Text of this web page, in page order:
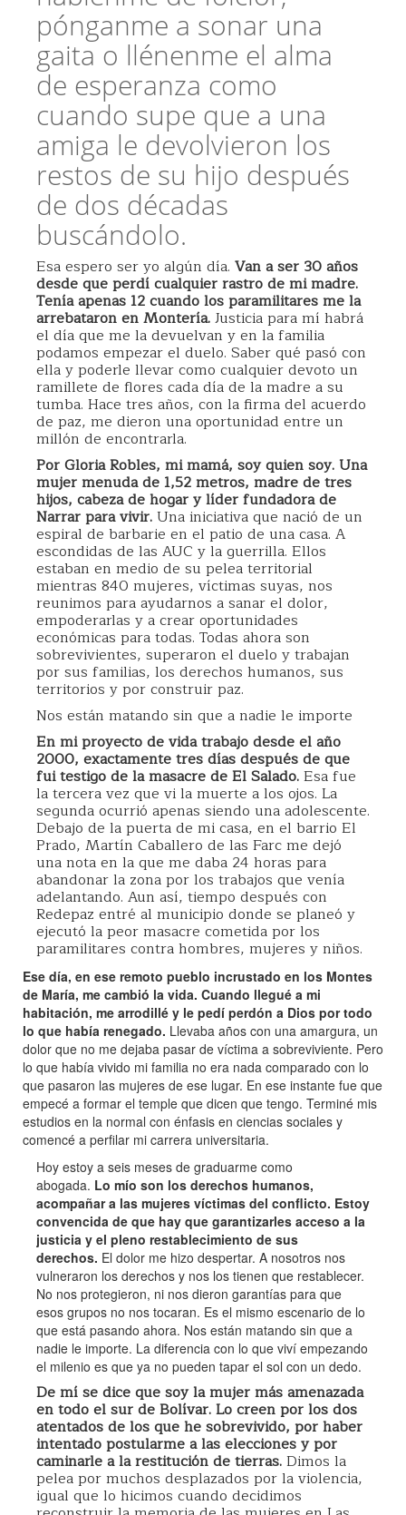
pónganme a sonar una
gaita o llénenme el alma
de esperanza como
cuando supe que a una
amiga le devolvieron los
restos de su hijo después
de dos décadas
buscándolo.
Esa espero ser yo algún día. Van a ser 30 años
desde que perdí cualquier rastro de mi madre.
Tenía apenas 12 cuando los paramilitares me la
arrebataron en Montería.Justicia para mí habrá
el día que me la devuelvan y en la familia
podamos empezar el duelo. Saber qué pasó con
ella y poderle llevar como cualquier devoto un
ramillete de flores cada día de la madre a su
tumba. Hace tres años, con la firma del acuerdo
de paz, me dieron una oportunidad entre un
millón de encontrarla.
Por Gloria Robles, mi mamá, soy quien soy. Una
mujer menuda de 1,52 metros, madre de tres
hijos, cabeza de hogar y líder fundadora de
Narrar para vivir.Una iniciativa que nació de un
espiral de barbarie en el patio de una casa. A
escondidas de las AUC y la guerrilla. Ellos
estaban en medio de su pelea territorial
mientras 840 mujeres, víctimas suyas, nos
reunimos para ayudarnos a sanar el dolor,
empoderarlas y a crear oportunidades
económicas para todas. Todas ahora son
sobrevivientes, superaron el duelo y trabajan
por sus familias, los derechos humanos, sus
territorios y por construir paz.
Nos están matando sin que a nadie le importe
En mi proyecto de vida trabajo desde el año
2000, exactamente tres días después de que
fui testigo de la masacre de El Salado.Esa fue
la tercera vez que vi la muerte a los ojos. La
segunda ocurrió apenas siendo una adolescente.
Debajo de la puerta de mi casa, en el barrio El
Prado, Martín Caballero de las Farc me dejó
una nota en la que me daba 24 horas para
abandonar la zona por los trabajos que venía
adelantando. Aun así, tiempo después con
Redepaz entré al municipio donde se planeó y
ejecutó la peor masacre cometida por los
paramilitares contra hombres, mujeres y niños.
Ese día, en ese remoto pueblo incrustado en los Montes
de María, me cambió la vida. Cuando llegué a mi
habitación, me arrodillé y le pedí perdón a Dios por todo
lo que había renegado. Llevaba años con una amargura, un
dolor que no me dejaba pasar de víctima a sobreviviente. Pero
lo que había vivido mi familia no era nada comparado con lo
que pasaron las mujeres de ese lugar. En ese instante fue que
empecé a formar el temple que dicen que tengo. Terminé mis
estudios en la normal con énfasis en ciencias sociales y
comencé a perfilar mi carrera universitaria.
Hoy estoy a seis meses de graduarme como
abogada. Lo mío son los derechos humanos,
acompañar a las mujeres víctimas del conflicto. Estoy
convencida de que hay que garantizarles acceso a la
justicia y el pleno restablecimiento de sus
derechos. El dolor me hizo despertar. A nosotros nos
vulneraron los derechos y nos los tienen que restablecer.
No nos protegieron, ni nos dieron garantías para que
esos grupos no nos tocaran. Es el mismo escenario de lo
que está pasando ahora. Nos están matando sin que a
nadie le importe. La diferencia con lo que viví empezando
el milenio es que ya no pueden tapar el sol con un dedo.
De mí se dice que soy la mujer más amenazada
en todo el sur de Bolívar. Lo creen por los dos
atentados de los que he sobrevivido, por haber
intentado postularme a las elecciones y por
caminarle a la restitución de tierras.Dimos la
pelea por muchos desplazados por la violencia,
igual que lo hicimos cuando decidimos